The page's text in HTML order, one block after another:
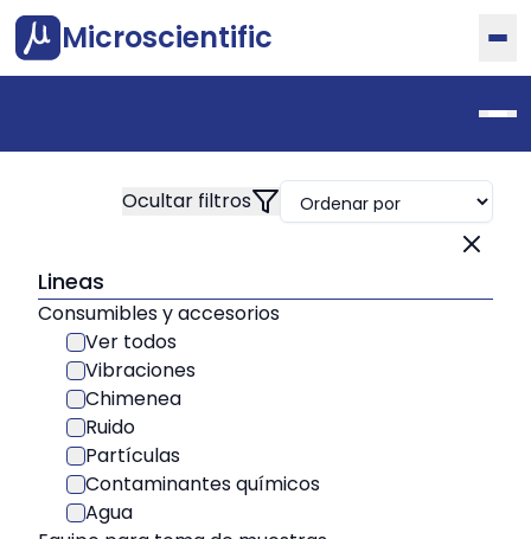
Microscientific
Lineas
Consumibles y accesorios
Ver todos
Vibraciones
Chimenea
Ruido
Partículas
Contaminantes químicos
Agua